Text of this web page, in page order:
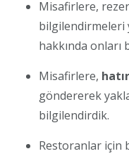
Misafirlere,
bilgilendirmeleri
hakkında onları
Misafirlere,
göndererek
bilgilendirdik.
Restoranlar için